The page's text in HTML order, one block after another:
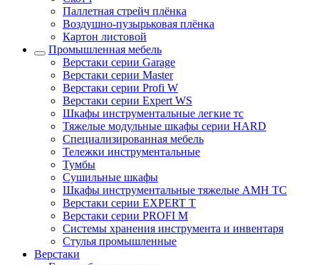
Паллетная стрейч плёнка
Воздушно-пузырьковая плёнка
Картон листовой
Промышленная мебель
Верстаки серии Garage
Верстаки серии Master
Верстаки серии Profi W
Верстаки серии Expert WS
Шкафы инструментальные легкие тс
Тяжелые модульные шкафы серии HARD
Cпециализированная мебель
Тележки инструментальные
Тумбы
Cушильные шкафы
Шкафы инструментальные тяжелые AMH TC
Верстаки серии EXPERT T
Верстаки серии PROFI M
Системы хранения инструмента и инвентаря
Стулья промышленные
Верстаки